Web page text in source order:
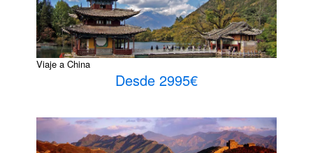
Viaje a China
Desde 2995€